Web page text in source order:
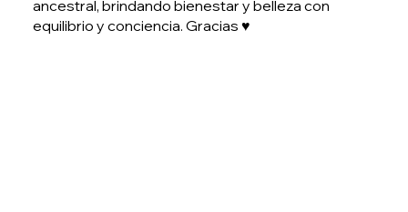
ancestral, brindando bienestar y belleza con
equilibrio y conciencia. Gracias ♥️